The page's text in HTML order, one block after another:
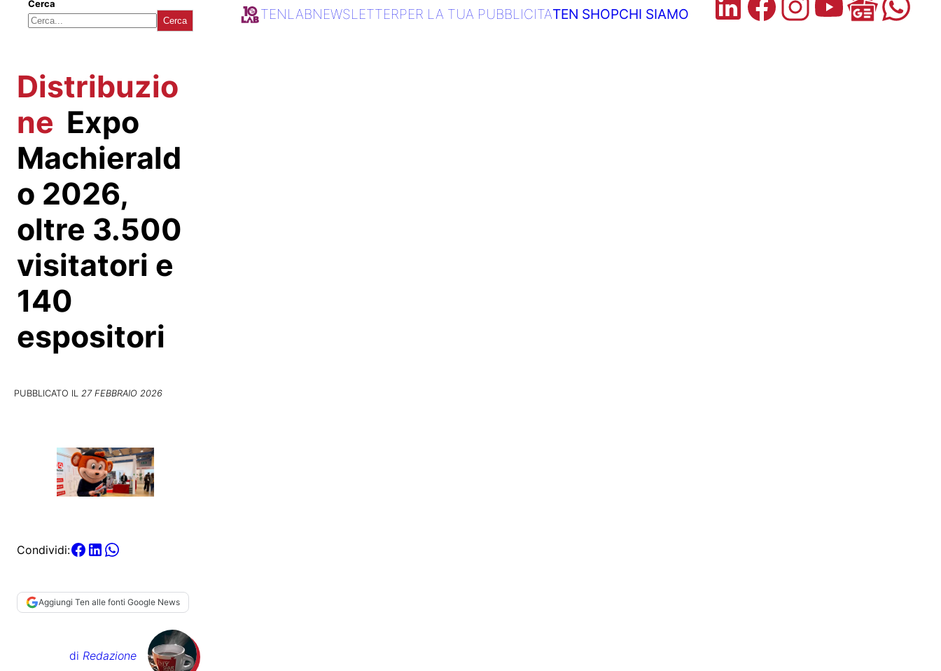
Cerca
Cerca TENLABNEWSLETTERPER LA TUA PUBBLICITATEN SHOPCHI SIAMO
Distribuzio
ne Expo
Machierald
o 2026,
oltre 3.500
visitatori e
140
espositori
PUBBLICATO IL 27 FEBBRAIO 2026
Condividi:
Aggiungi Ten alle fonti Google News
di Redazione